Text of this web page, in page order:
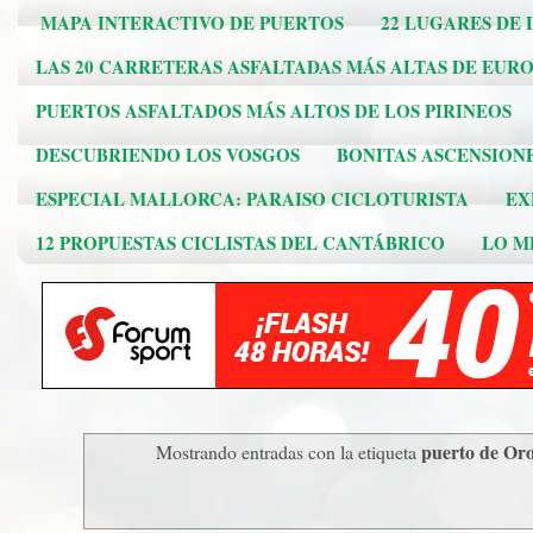
MAPA INTERACTIVO DE PUERTOS
22 LUGARES DE
LAS 20 CARRETERAS ASFALTADAS MÁS ALTAS DE
PUERTOS ASFALTADOS MÁS ALTOS DE LOS PIRINEOS
DESCUBRIENDO LOS VOSGOS
BONITAS
ESPECIAL MALLORCA: PARAISO CICLOTURISTA
12 PROPUESTAS CICLISTAS DEL CANTÁBRICO
LO
Mostrando entradas con la etiquetapuerto de